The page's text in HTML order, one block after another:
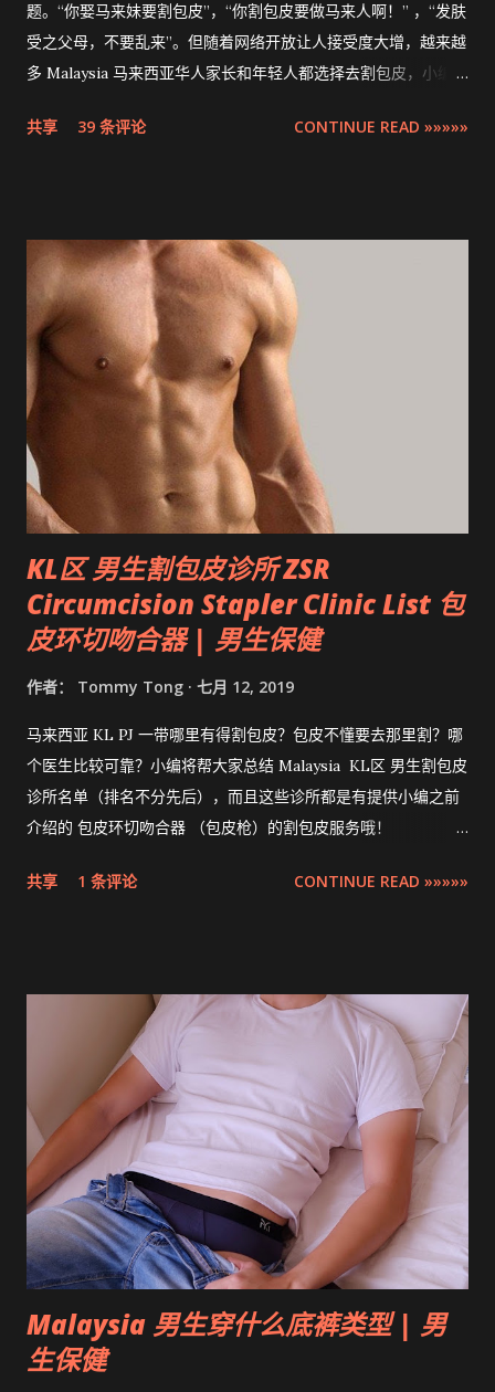
题。“你娶马来妹要割包皮”，“你割包皮要做马来人啊！” ，“发肤
受之父母，不要乱来”。但随着网络开放让人接受度大增，越来越
多 Malaysia 马来西亚华人家长和年轻人都选择去割包皮，小编多
的是最先进，零出血，零缝针，15分钟快速完成的 ZSR
共享 39 条评论 CONTINUE READ »»»»»
KL区 男生割包皮诊所 ZSR
Circumcision Stapler Clinic List 包
皮环切吻合器 | 男生保健
作者： Tommy Tong 七月 12, 2019
马来西亚 KL PJ 一带哪里有得割包皮？包皮不懂要去那里割？哪
个医生比较可靠？小编将帮大家总结 Malaysia KL区 男生割包皮
诊所名单（排名不分先后），而且这些诊所都是有提供小编之前
介绍的 包皮环切吻合器 （包皮枪）的割包皮服务哦！
Klang Valley 。
共享 1 条评论 CONTINUE READ »»»»»
Malaysia 男生穿什么底裤类型 | 男
生保健